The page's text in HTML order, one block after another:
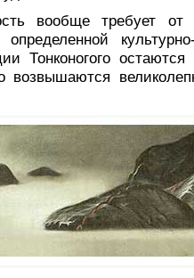
вооб­ще требует от
Тонконогого
возвышаются